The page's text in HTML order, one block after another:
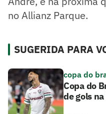
no Allianz Parque.
SUGERIDA PARA
copa do
Copa do
de gols